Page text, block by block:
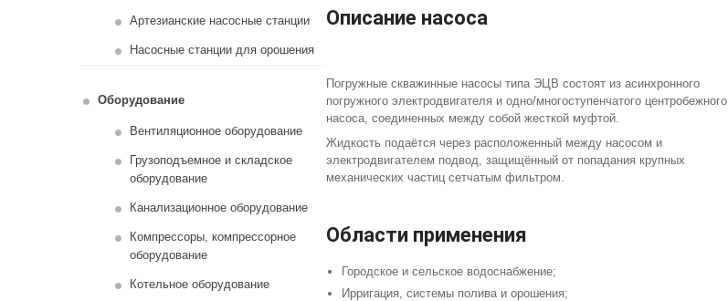
Описание насоса
Погружные скважинные насосы типа ЭЦВ состоят из асинхронного
погружного электродвигателя и одно/многоступенчатого центробежного
насоса, соединенных между собой жесткой муфтой.
Жидкость подаётся через расположенный между насосом и
электродвигателем подвод, защищённый от попадания крупных
механических частиц сетчатым фильтром.
Области применения
Городское и сельское водоснабжение;
Ирригация, системы полива и орошения;
Артезианские насосные станции
Насосные станции для орошения
Оборудование
Вентиляционное оборудование
Грузоподъемное и складское
оборудование
Канализационное оборудование
Компрессоры, компрессорное
оборудование
Котельное оборудование